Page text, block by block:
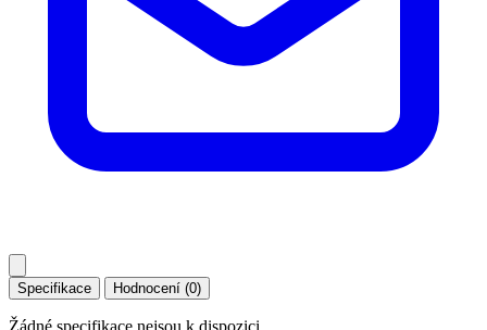
Specifikace Hodnocení (0)
Žádné specifikace nejsou k dispozici.